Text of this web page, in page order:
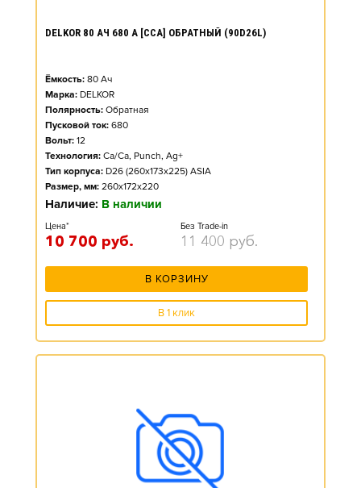
DELKOR 80 АЧ 680 А [CCA] ОБРАТНЫЙ (90D26L)
Ёмкость: 80 Ач
Марка: DELKOR
Полярность: Обратная
Пусковой ток: 680
Вольт: 12
Технология: Ca/Ca, Punch, Ag+
Тип корпуса: D26 (260x173x225) ASIA
Размер, мм: 260x172x220
Наличие: В наличии
Цена*
10 700 руб.
Без Trade-in
11 400 руб.
В КОРЗИНУ
В 1 клик